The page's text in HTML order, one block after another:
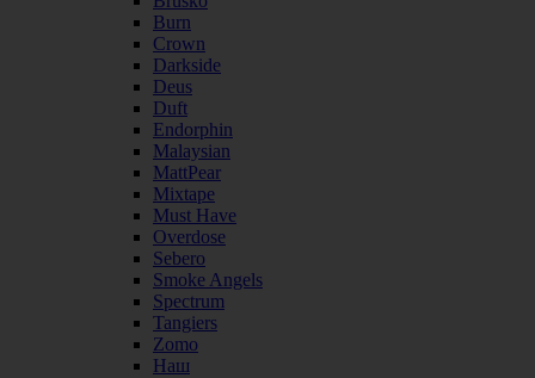
Burn
Crown
Darkside
Deus
Duft
Endorphin
Malaysian
MattPear
Mixtape
Must Have
Overdose
Sebero
Smoke Angels
Spectrum
Tangiers
Zomo
Наш